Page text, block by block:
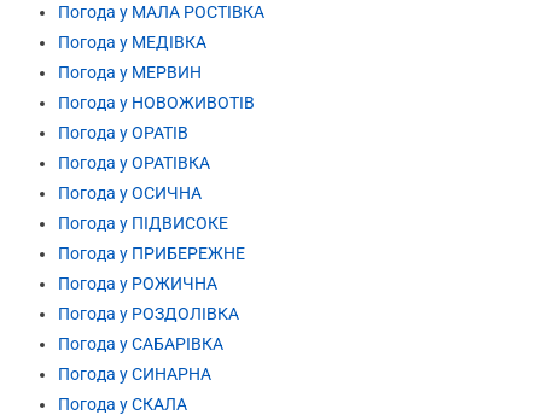
Погода у МАЛА РОСТІВКА
Погода у МЕДІВКА
Погода у МЕРВИН
Погода у НОВОЖИВОТІВ
Погода у ОРАТІВ
Погода у ОРАТІВКА
Погода у ОСИЧНА
Погода у ПІДВИСОКЕ
Погода у ПРИБЕРЕЖНЕ
Погода у РОЖИЧНА
Погода у РОЗДОЛІВКА
Погода у САБАРІВКА
Погода у СИНАРНА
Погода у СКАЛА